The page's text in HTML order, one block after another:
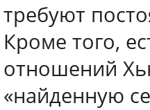
требуют
Кроме того,
отношений
«найденную